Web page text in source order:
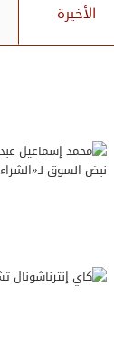
الأخيرة